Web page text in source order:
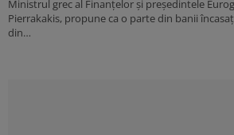
Ministrul grec al Finanțelor și președintele
Pierrakakis, propune ca o parte din banii
din…